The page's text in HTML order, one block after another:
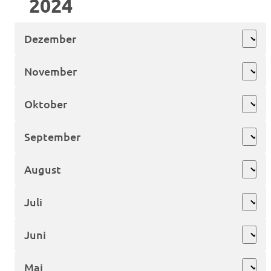
2024
expand_more
Dezember
expand_more
November
expand_more
Oktober
expand_more
September
expand_more
August
expand_more
Juli
expand_more
Juni
expand_more
Mai